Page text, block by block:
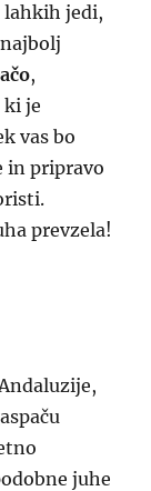
lahkih jedi,
,
ki je
vas bo
in pripravo
prevzela!
juhe